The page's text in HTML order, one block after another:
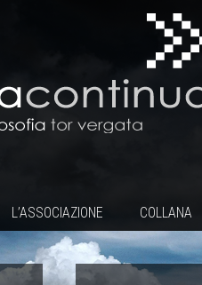
L’ASSOCIAZIONE COLLANA